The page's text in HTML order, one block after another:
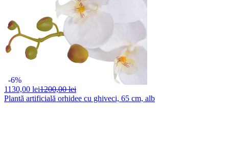
-6%
1130,00 lei1200,00 lei
Plantă artificială orhidee cu ghiveci, 65 cm, alb